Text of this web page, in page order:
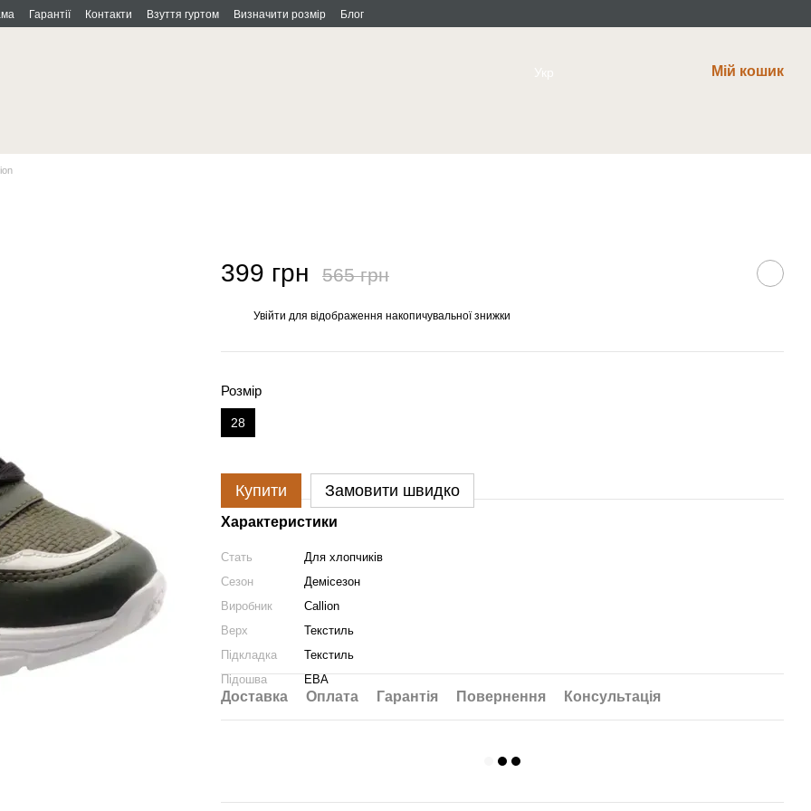
Гарантії Контакти Взуття гуртом Визначити розмір Блог
Укр Мій кошик
399 грн 565 грн
Увійти для відображення накопичувальної знижки
Розмір
28
Купити Замовити швидко
Характеристики
Стать
Для хлопчиків
Сезон
Демісезон
Виробник
Callion
Верх
Текстиль
Підкладка
Текстиль
Підошва
ЕВА
Доставка Оплата Гарантія Повернення Консультація